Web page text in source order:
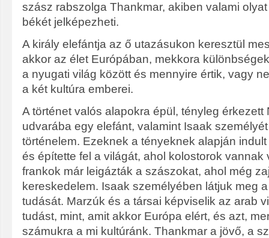
szász rabszolga Thankmar, akiben valami
békét jelképezheti.
A király elefántja az ő utazásukon keresztül
akkor az élet Európában, mekkora
a nyugati világ között és mennyire értik, vagy
a két kultúra emberei.
A történet valós alapokra épül, tényleg érkezett
udvarába egy elefánt, valamint Isaak
történelem. Ezeknek a tényeknek alapján
és építette fel a világát, ahol kolostorok vannak
frankok már leigázták a szászokat, ahol még
kereskedelem. Isaak személyében látjuk meg
tudását. Marzúk és a társai képviselik az arab
tudást, mint, amit akkor Európa elért, és azt,
számukra a mi kultúránk. Thankmar a jövő, a